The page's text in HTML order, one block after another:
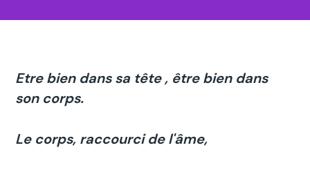
Etre bien dans sa tête , être bien dans
son corps.
Le corps, raccourci de l'âme,